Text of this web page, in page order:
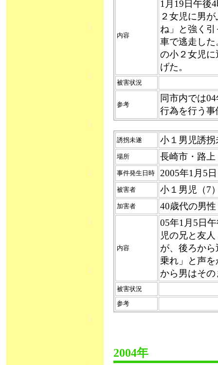
内容
1月19日午後
２女児に男
ね」と強く
車で逃走し
の小２女児
げた。
被害状況
参考
同市内では
行為を行う
誘拐未遂 小１男児誘拐
場所 長崎市・路上
事件発生日時 2005年1月5
被害者 小１男児（7
加害者 40歳代の男
内容
05年1月5日
児の兄と友
が、後ろか
乗れ」と声
から男はそ
被害状況
参考
2004年